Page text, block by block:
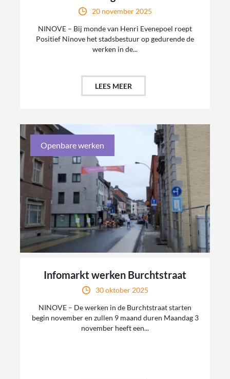
20 november 2025
NINOVE – Bij monde van Henri Evenepoel roept
Positief Ninove het stadsbestuur op gedurende de
werken in de...
LEES MEER
Openbare werken
Infomarkt werken Burchtstraat
30 oktober 2025
NINOVE – De werken in de Burchtstraat starten
begin november en zullen 9 maand duren Maandag 3
november heeft een...